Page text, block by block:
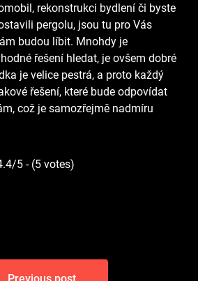
rekonstrukci bydlení či byste
pergolu, jsou tu pro Vás
budou líbit. Mnohdy je
řešení hledat, je ovšem dobré
je velice pestrá, a proto každý
řešení, které bude odpovídat
což je samozřejmě nadmíru
5 - (5 votes)
Previous post